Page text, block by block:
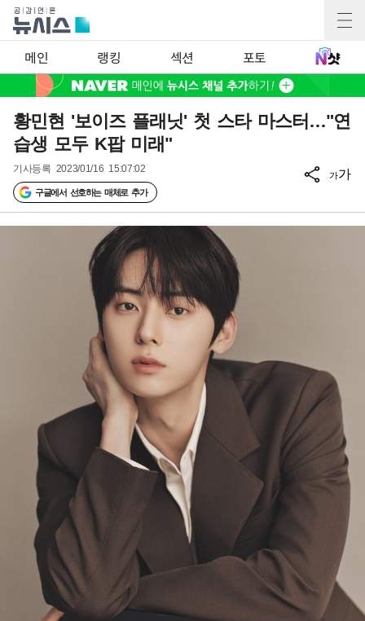
메인 랭킹 섹션 포토
황민현 '보이즈 플래닛' 첫 스타 마스터…"연
습생 모두 K팝 미래"
기사등록 2023/01/16 15:07:02
구글에서 선호하는 매체로 추가
가가